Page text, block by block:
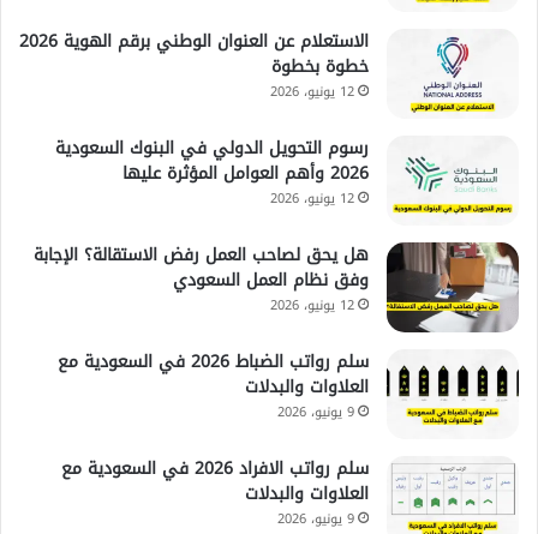
الاستعلام عن العنوان الوطني برقم الهوية 2026
خطوة بخطوة
12 يونيو، 2026
رسوم التحويل الدولي في البنوك السعودية
2026 وأهم العوامل المؤثرة عليها
12 يونيو، 2026
هل يحق لصاحب العمل رفض الاستقالة؟ الإجابة
وفق نظام العمل السعودي
12 يونيو، 2026
سلم رواتب الضباط 2026 في السعودية مع
العلاوات والبدلات
9 يونيو، 2026
سلم رواتب الافراد 2026 في السعودية مع
العلاوات والبدلات
9 يونيو، 2026